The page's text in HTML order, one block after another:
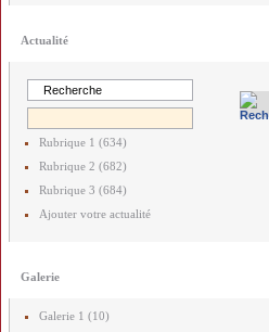
Actualité
Rubrique 1 (634)
Rubrique 2 (682)
Rubrique 3 (684)
Ajouter votre actualité
Galerie
Galerie 1 (10)